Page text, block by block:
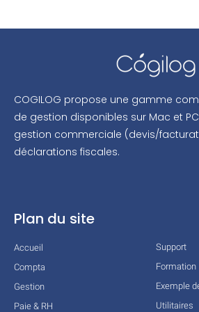
COGILOG propose une gamme
de gestion disponibles sur Mac et
gestion commerciale (devis/
déclarations fiscales.
Plan du site
Accueil
Compta
Gestion
Paie & RH
Support
Formation
Exemple
Utilitaires